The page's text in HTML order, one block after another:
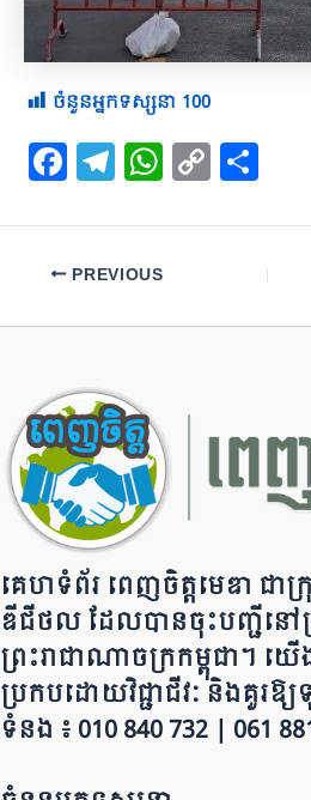
ចំនួនអ្នកទស្សនា 100
F
a
c
e
b
o
k
T
el
e
gr
a
W
h
at
A
C
o
p
Li
ar
e
PREVIOUS
គេហទំព័រ ពេញចិត្តមេឌា ជា​
ឌីជីថល ដែ​លបា​ន​​ចុះបញ្ជីនៅ
ព្រះរាជាណាចក្រ​ក​ម្ពុជា។ យ
ប្រក​ប​ដោ​​​​​​យ​វិជ្ជាជីវៈ និ​ងគួរ​ឱ្
ទំនង ៖ 010 840 732 | 0​​​​​61